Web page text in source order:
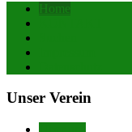
Home
Unser Verein